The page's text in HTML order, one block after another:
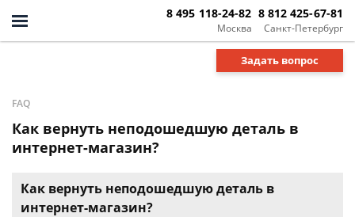
Москва
8 495 118-24-82
Санкт-Петербург
8 812 425-67-81
Задать вопрос
FAQ
Как вернуть неподошедшую деталь в
интернет-магазин?
Как вернуть неподошедшую деталь в
интернет-магазин?